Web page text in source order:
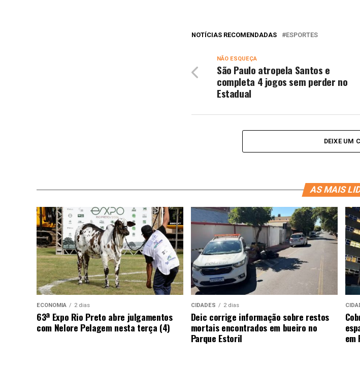
NOTÍCIAS RECOMENDADAS ESPORTES
NÃO ESQUEÇA
São Paulo atropela Santos e
completa 4 jogos sem perder no
Estadual
DEIXE UM
AS MAIS
ECONOMIA 2 dias
63ª Expo Rio Preto abre julgamentos
com Nelore Pelagem nesta terça (4)
CIDADES 2 dias
Deic corrige informação sobre restos
mortais encontrados em bueiro no
Parque Estoril
em